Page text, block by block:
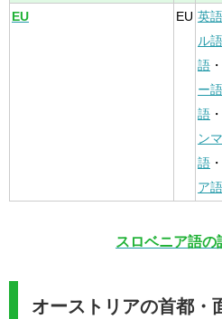
EU EU 英語
ル語
語 ・
ー語
語 ・
ン
語 ・
ア語
スロベニア語の
オーストリアの首都・